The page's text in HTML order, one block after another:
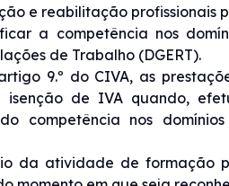
e reabilitação profissionais
a competência nos
de Trabalho (DGERT).
9.º do CIVA, as
isenção de IVA quando,
competência nos
da atividade de